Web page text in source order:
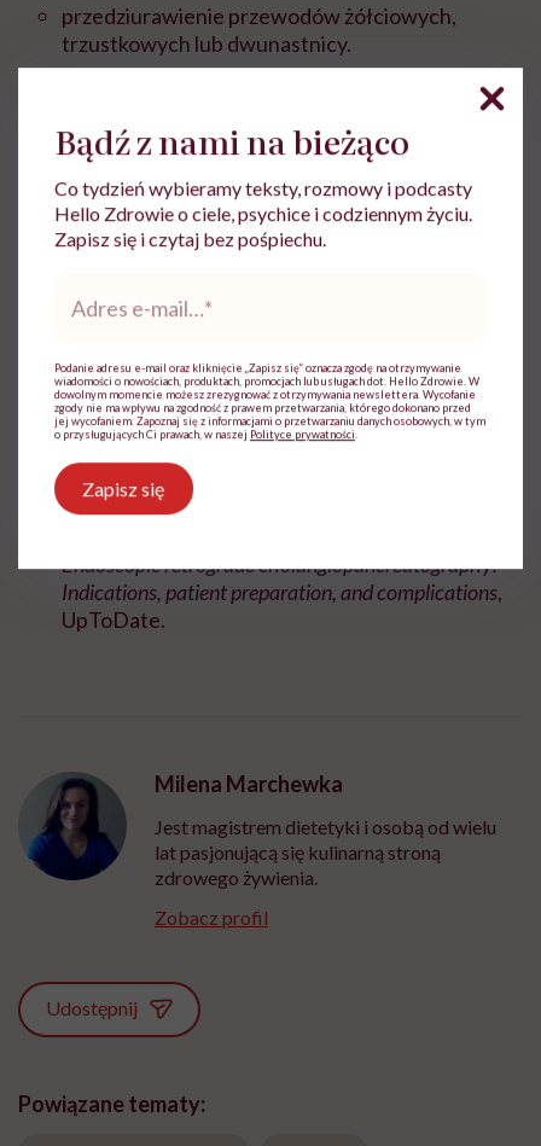
przedziurawienie przewodów żółciowych,
trzustkowych lub dwunastnicy.
powikłania rozwijają się u 5-
10%osób poddanych zabiegowi ECPW.
Bibliografia:
National Health Service (2019)
Retrograde Cholangiopancreatography (ERCP)
Szary N., Al-Kawas F. (2013)Complications of
endoscopic retrograde cholangiopancreatography:
how to avoid and manage them
and Hepatology, 9(8): 496-504.
Endoscopic retrograde cholangiopancreatography:
Indications, patient preparation, and complications,
UpToDate.
Milena Marchewka
Jest magistrem dietetyki i osobą od wielu
lat pasjonującą się kulinarną stroną
zdrowego żywienia.
Zobacz profil
Udostępnij
Powiązane tematy:
Bądź z nami na bieżąco
Co tydzień wybieramy teksty, rozmowy i podcasty
Hello Zdrowie o ciele, psychice i codziennym życiu.
Zapisz się i czytaj bez pośpiechu.
*
Podanie adresu e-mail oraz kliknięcie „Zapisz się” oznacza zgodę na otrzymywanie
wiadomości o nowościach, produktach, promocjach lub usługach dot. Hello Zdrowie. W
dowolnym momencie możesz zrezygnować z otrzymywania newslettera. Wycofanie
zgody nie ma wpływu na zgodność z prawem przetwarzania, którego dokonano przed
jej wycofaniem. Zapoznaj się z informacjami o przetwarzaniu danych osobowych, w tym
o przysługujących Ci prawach, w naszej Polityce prywatności
Zapisz się